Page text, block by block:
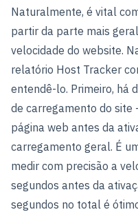
Naturalmente, é vital
partir da parte mais
velocidade do website.
relatório Host Tracker
entendê-lo. Primeiro, há
de carregamento do site
página web antes da
carregamento geral. É
medir com precisão a
segundos antes da
segundos no total é